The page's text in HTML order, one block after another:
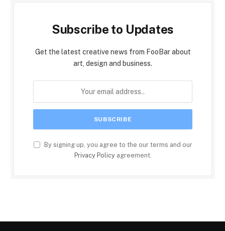
Subscribe to Updates
Get the latest creative news from FooBar about
art, design and business.
By signing up, you agree to the our terms and our
Privacy Policyagreement.